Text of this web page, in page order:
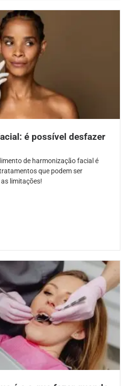
é possível desfazer
de harmonização facial é
que podem ser
limitações!